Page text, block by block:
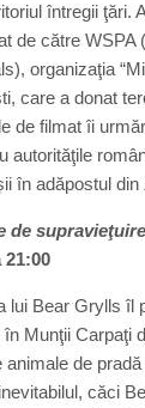
întregii ţări.
de către WSPA
organizaţia
care a donat
de filmat îi
autorităţile
în adăpostul din
de
21:00
lui Bear Grylls îl
Munţii Carpaţi
animale de
căci